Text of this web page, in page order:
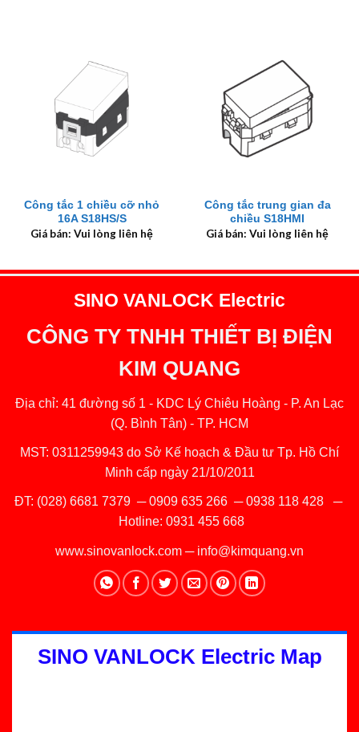
Công tắc 1 chiều cỡ nhỏ
16A S18HS/S
Giá bán: Vui lòng liên hệ
Công tắc trung gian đa
chiều S18HMI
Giá bán: Vui lòng liên hệ
SINO VANLOCK Electric
CÔNG TY TNHH THIẾT BỊ ĐIỆN
KIM QUANG
Địa chỉ: 41 đường số 1 - KDC Lý Chiêu Hoàng - P. An Lạc
(Q. Bình Tân) - TP. HCM
MST: 0311259943 do Sở Kế hoạch & Đầu tư Tp. Hồ Chí
Minh cấp ngày 21/10/2011
ĐT: (028) 6681 7379 ─0909 635 266─0938 118 428─
Hotline: 0931 455 668
www.sinovanlock.com ─ info@kimquang.vn
SINO VANLOCK Electric Map